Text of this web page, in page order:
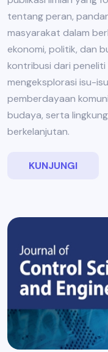
tentang peran,
masyarakat dalam
ekonomi, politik, dan
kontribusi dari
mengeksplorasi isu-
pemberdayaan
budaya, serta
berkelanjutan.
KUNJUNGI